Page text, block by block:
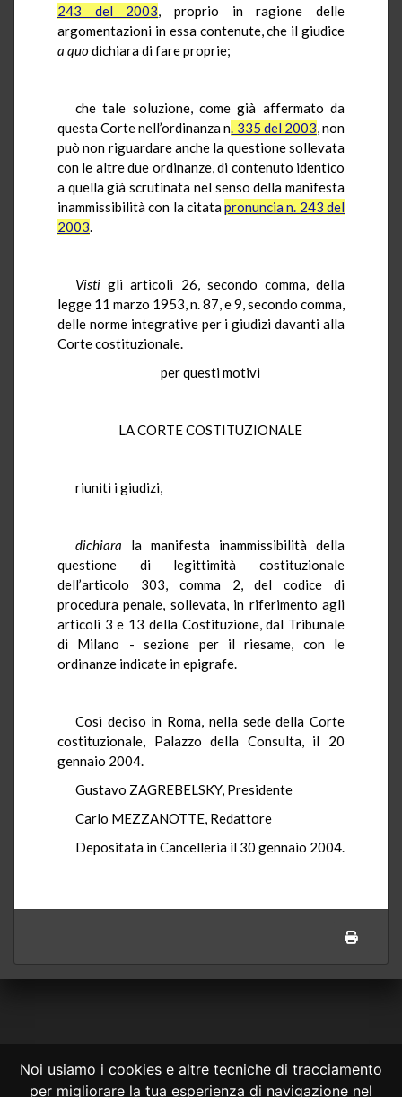
Noi usiamo i cookies e altre tecniche di tracciamento
per migliorare la tua esperienza di navigazione nel
243 del 2003, proprio in ragione delle
argomentazioni in essa contenute, che il giudice
a quodichiara di fare proprie;
che tale soluzione, come già affermato da
questa Corte nell’ordinanza n. 335 del 2003, non
può non riguardare anche la questione sollevata
con le altre due ordinanze, di contenuto identico
a quella già scrutinata nel senso della manifesta
inammissibilità con la citatapronuncia n. 243 del
2003.
Visti gli articoli 26, secondo comma, della
legge 11 marzo 1953, n. 87, e 9, secondo comma,
delle norme integrative per i giudizi davanti alla
Corte costituzionale.
per questi motivi
LA CORTE COSTITUZIONALE
riuniti i giudizi,
dichiara la manifesta inammissibilità della
questione di legittimità costituzionale
dell’articolo 303, comma 2, del codice di
procedura penale, sollevata, in riferimento agli
articoli 3 e 13 della Costituzione, dal Tribunale
di Milano - sezione per il riesame, con le
ordinanze indicate in epigrafe.
Così deciso in Roma, nella sede della Corte
costituzionale, Palazzo della Consulta, il 20
gennaio 2004.
Gustavo ZAGREBELSKY, Presidente
Carlo MEZZANOTTE, Redattore
Depositata in Cancelleria il 30 gennaio 2004.